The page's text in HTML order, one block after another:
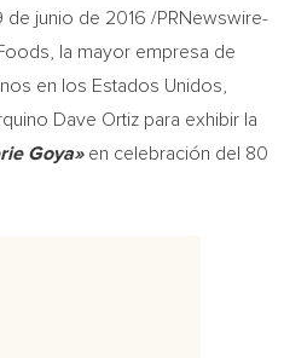
de junio de 2016 /PRNewswire-
la mayor empresa de
en los Estados Unidos,
Dave Ortiz para exhibir la
Goya»en celebración del 80